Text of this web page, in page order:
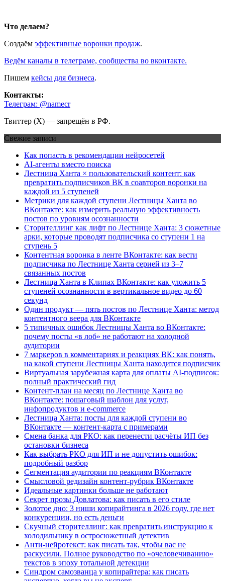
Что делаем?
Создаём эффективные воронки продаж.
Ведём каналы в телеграме, сообщества во вконтакте.
Пишем кейсы для бизнеса.
Контакты:
Телеграм: @namecr
Твиттер (Х) — запрещён в РФ.
Свежие записи
Как попасть в рекомендации нейросетей
AI-агенты вместо поиска
Лестница Ханта × пользовательский контент: как
превратить подписчиков ВК в соавторов воронки на
каждой из 5 ступеней
Метрики для каждой ступени Лестницы Ханта во
ВКонтакте: как измерить реальную эффективность
постов по уровням осознанности
Сторителлинг как лифт по Лестнице Ханта: 3 сюжетные
арки, которые проводят подписчика со ступени 1 на
ступень 5
Контентная воронка в ленте ВКонтакте: как вести
подписчика по Лестнице Ханта серией из 3–7
связанных постов
Лестница Ханта в Клипах ВКонтакте: как уложить 5
ступеней осознанности в вертикальное видео до 60
секунд
Один продукт — пять постов по Лестнице Ханта: метод
контентного веера для ВКонтакте
5 типичных ошибок Лестницы Ханта во ВКонтакте:
почему посты «в лоб» не работают на холодной
аудитории
7 маркеров в комментариях и реакциях ВК: как понять,
на какой ступени Лестницы Ханта находится подписчик
Виртуальная зарубежная карта для оплаты AI-подписок:
полный практический гид
Контент-план на месяц по Лестнице Ханта во
ВКонтакте: пошаговый шаблон для услуг,
инфопродуктов и e-commerce
Лестница Ханта: посты для каждой ступени во
ВКонтакте — контент-карта с примерами
Смена банка для РКО: как перенести расчёты ИП без
остановки бизнеса
Как выбрать РКО для ИП и не допустить ошибок:
подробный разбор
Сегментация аудитории по реакциям ВКонтакте
Смысловой редизайн контент-рубрик ВКонтакте
Идеальные картинки больше не работают
Секрет прозы Довлатова: как писать в его стиле
Золотое дно: 3 ниши копирайтинга в 2026 году, где нет
конкуренции, но есть деньги
Скучный сторителлинг: как превратить инструкцию к
холодильнику в остросюжетный детектив
Анти-нейротекст: как писать так, чтобы вас не
раскусили. Полное руководство по «очеловечиванию»
текстов в эпоху тотальной детекции
Синдром самозванца у копирайтера: как писать